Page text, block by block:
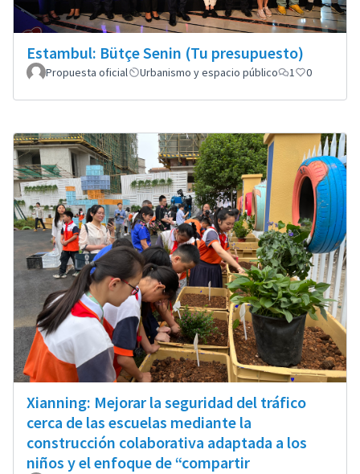
Estambul: Bütçe Senin (Tu presupuesto)
Propuesta oficial Urbanismo y espacio público 1 0
Xianning: Mejorar la seguridad del tráfico
cerca de las escuelas mediante la
construcción colaborativa adaptada a los
niños y el enfoque de “compartir